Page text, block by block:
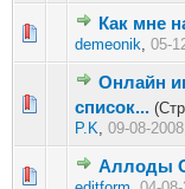
Как мне
demeonik, 05-
0
Онлайн
список...
P.K, 09-08-
0
Аллоды
0